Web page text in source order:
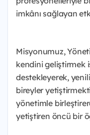
imkânı sağlayan
Misyonumuz,
kendini geliştirmek
destekleyerek,
bireyler
yönetimle
yetiştiren öncü bir